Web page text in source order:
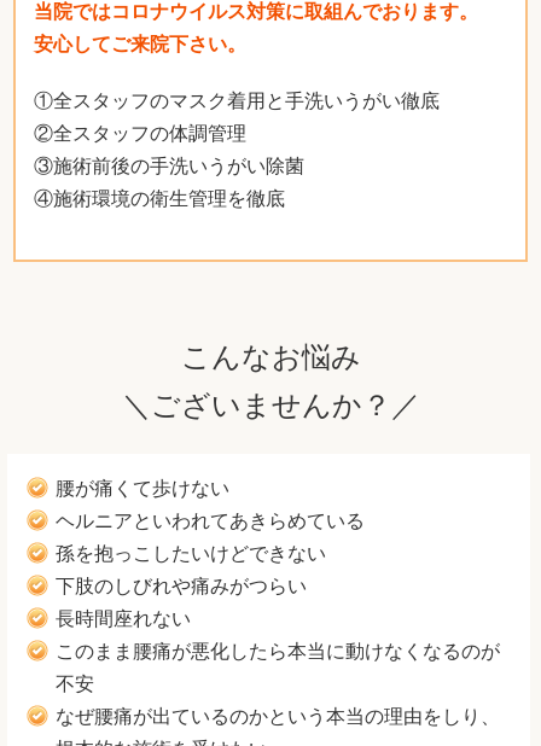
当院ではコロナウイルス対策に取組んでおります。
安心してご来院下さい。
①全スタッフのマスク着用と手洗いうがい徹底
②全スタッフの体調管理
③施術前後の手洗いうがい除菌
④施術環境の衛生管理を徹底
こんなお悩み
＼ございませんか？／
腰が痛くて歩けない
ヘルニアといわれてあきらめている
孫を抱っこしたいけどできない
下肢のしびれや痛みがつらい
長時間座れない
このまま腰痛が悪化したら本当に動けなくなるのが
不安
なぜ腰痛が出ているのかという本当の理由をしり、